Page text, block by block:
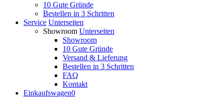
10 Gute Gründe
Bestellen in 3 Schritten
Service Unterseiten
Showroom Unterseiten
Showroom
10 Gute Gründe
Versand & Lieferung
Bestellen in 3 Schritten
FAQ
Kontakt
Einkaufswagen0